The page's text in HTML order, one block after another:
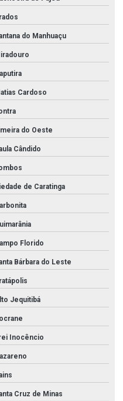
do Manhuaçu
Cardoso
do Oeste
Cândido
de Caratinga
Florido
Bárbara do Leste
Jequitibá
Inocêncio
Cruz de Minas